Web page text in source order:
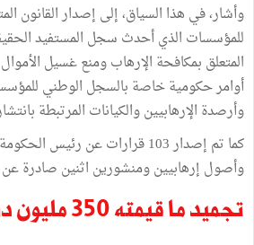
وأشار، في هذا السياق، إلى إصدار القانون
للمؤسسات الذي أحدث سجل المستفيد
أوامر حكومية خاصة بالسجل الوطني
وأرصدة الإرهابيين والكيانات المرتبطة
كما تم إصدار 103 قرارات عن رئيس
وأصول إرهابيين ومنشورين اثنين صادرة عن
تجميد ما قيمته 350 مليون دينار